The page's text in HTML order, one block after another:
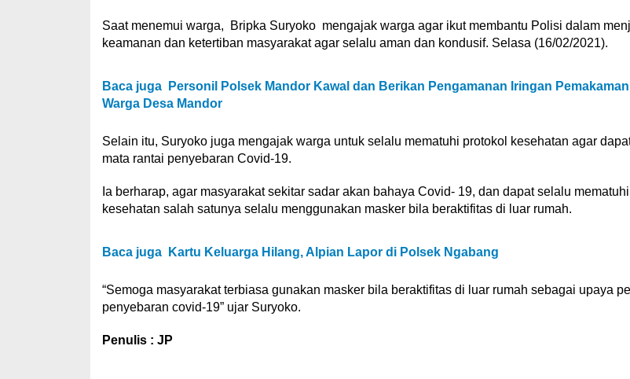
Saat menemui warga, Bripka Suryoko mengajak warga agar ikut membantu Polisi dalam
keamanan dan ketertiban masyarakat agar selalu aman dan kondusif. Selasa (16/02/2021).
Baca juga
Personil Polsek Mandor Kawal dan Berikan Pengamanan Iringan
Warga Desa Mandor
Selain itu, Suryoko juga mengajak warga untuk selalu mematuhi protokol kesehatan agar
mata rantai penyebaran Covid-19.
Ia berharap, agar masyarakat sekitar sadar akan bahaya Covid- 19, dan dapat selalu mematuhi
kesehatan salah satunya selalu menggunakan masker bila beraktifitas di luar rumah.
Baca juga Kartu Keluarga Hilang, Alpian Lapor di Polsek Ngabang
“Semoga masyarakat terbiasa gunakan masker bila beraktifitas di luar rumah sebagai upaya
penyebaran covid-19” ujar Suryoko.
Penulis : JP